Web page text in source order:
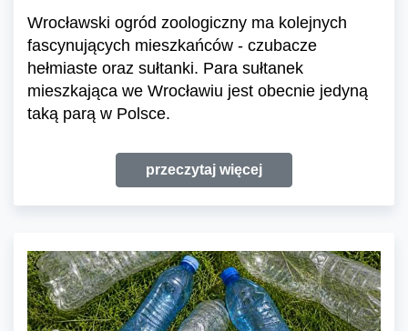
Wrocławski ogród zoologiczny ma kolejnych
fascynujących mieszkańców - czubacze
hełmiaste oraz sułtanki. Para sułtanek
mieszkająca we Wrocławiu jest obecnie jedyną
taką parą w Polsce.
przeczytaj więcej